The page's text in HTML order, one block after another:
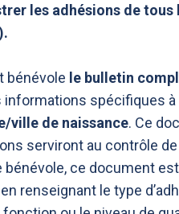
les adhésions de tous
bénévole le bulletin
informations spécifiques
ville de naissance. Ce
serviront au contrôle
ce document
en renseignant le type